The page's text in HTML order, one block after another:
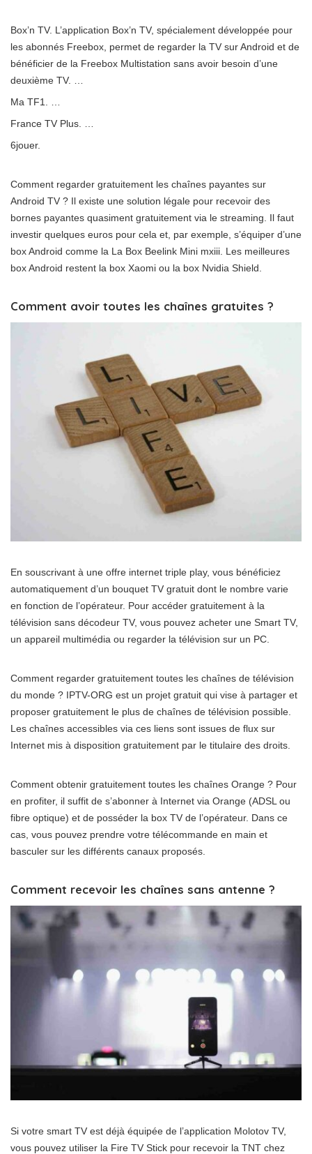
Box’n TV. L’application Box’n TV, spécialement développée pour
les abonnés Freebox, permet de regarder la TV sur Android et de
bénéficier de la Freebox Multistation sans avoir besoin d’une
deuxième TV. …
Ma TF1. …
France TV Plus. …
6jouer.
Comment regarder gratuitement les chaînes payantes sur
Android TV ? Il existe une solution légale pour recevoir des
bornes payantes quasiment gratuitement via le streaming. Il faut
investir quelques euros pour cela et, par exemple, s’équiper d’une
box Android comme la La Box Beelink Mini mxiii. Les meilleures
box Android restent la box Xaomi ou la box Nvidia Shield.
Comment avoir toutes les chaînes gratuites ?
En souscrivant à une offre internet triple play, vous bénéficiez
automatiquement d’un bouquet TV gratuit dont le nombre varie
en fonction de l’opérateur. Pour accéder gratuitement à la
télévision sans décodeur TV, vous pouvez acheter une Smart TV,
un appareil multimédia ou regarder la télévision sur un PC.
Comment regarder gratuitement toutes les chaînes de télévision
du monde ? IPTV-ORG est un projet gratuit qui vise à partager et
proposer gratuitement le plus de chaînes de télévision possible.
Les chaînes accessibles via ces liens sont issues de flux sur
Internet mis à disposition gratuitement par le titulaire des droits.
Comment obtenir gratuitement toutes les chaînes Orange ? Pour
en profiter, il suffit de s’abonner à Internet via Orange (ADSL ou
fibre optique) et de posséder la box TV de l’opérateur. Dans ce
cas, vous pouvez prendre votre télécommande en main et
basculer sur les différents canaux proposés.
Comment recevoir les chaînes sans antenne ?
Si votre smart TV est déjà équipée de l’application Molotov TV,
vous pouvez utiliser la Fire TV Stick pour recevoir la TNT chez